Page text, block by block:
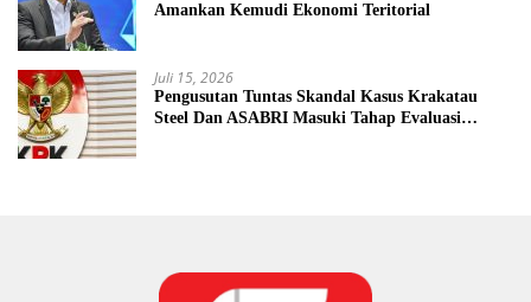
Amankan Kemudi Ekonomi Teritorial
Juli 15, 2026
Pengusutan Tuntas Skandal Kasus Krakatau
Steel Dan ASABRI Masuki Tahap Evaluasi